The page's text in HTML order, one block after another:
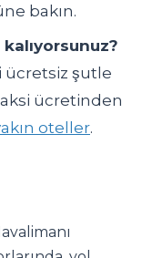
bakın.
kalıyorsunuz?
ücretsiz şutle
ücretinden
oteller.